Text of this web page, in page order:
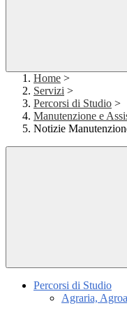
Home >
Servizi >
Percorsi di Studio >
Manutenzione e
Notizie
Percorsi di Studio
Agraria,